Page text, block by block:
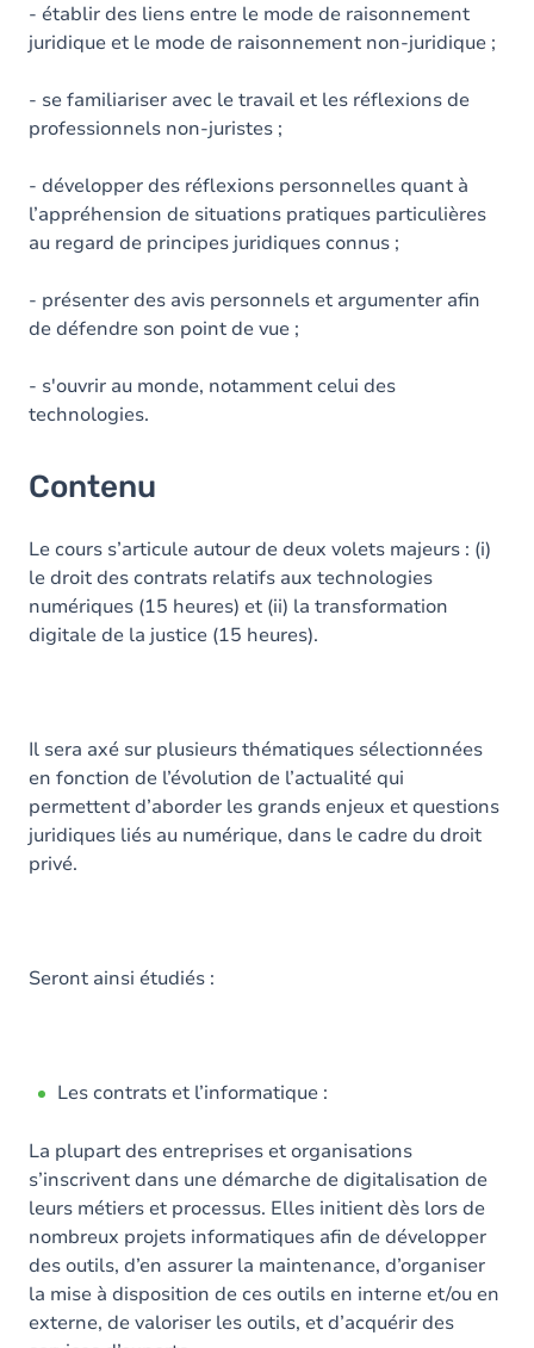
- établir des liens entre le mode de raisonnement
juridique et le mode de raisonnement non-juridique ;
- se familiariser avec le travail et les réflexions de
professionnels non-juristes ;
- développer des réflexions personnelles quant à
l’appréhension de situations pratiques particulières
au regard de principes juridiques connus ;
- présenter des avis personnels et argumenter afin
de défendre son point de vue ;
- s'ouvrir au monde, notamment celui des
technologies.
Contenu
Le cours s’articule autour de deux volets majeurs : (i)
le droit des contrats relatifs aux technologies
numériques (15 heures) et (ii) la transformation
digitale de la justice (15 heures).
Il sera axé sur plusieurs thématiques sélectionnées
en fonction de l’évolution de l’actualité qui
permettent d’aborder les grands enjeux et questions
juridiques liés au numérique, dans le cadre du droit
privé.
Seront ainsi étudiés :
Les contrats et l’informatique :
La plupart des entreprises et organisations
s’inscrivent dans une démarche de digitalisation de
leurs métiers et processus. Elles initient dès lors de
nombreux projets informatiques afin de développer
des outils, d’en assurer la maintenance, d’organiser
la mise à disposition de ces outils en interne et/ou en
externe, de valoriser les outils, et d’acquérir des